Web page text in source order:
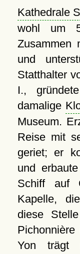
Kathedrale
wohl um
Zusammen
und
Statthalter
I.,
damalige
Museum.
Reise mit
geriet; er
und
Schiff auf
Kapelle,
diese
Yon trägt